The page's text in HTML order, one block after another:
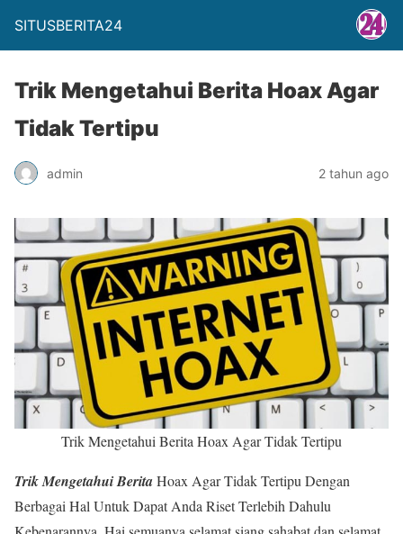
SITUSBERITA24
Trik Mengetahui Berita Hoax Agar
Tidak Tertipu
admin 2 tahun ago
Trik Mengetahui Berita Hoax Agar Tidak Tertipu
Trik Mengetahui BeritaHoax Agar Tidak Tertipu Dengan
Berbagai Hal Untuk Dapat Anda Riset Terlebih Dahulu